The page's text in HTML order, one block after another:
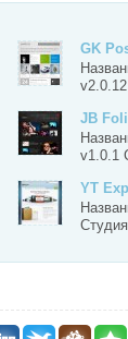
GK
JB
v1.0.1
YT